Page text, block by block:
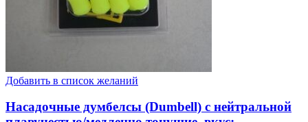
Добавить в список желаний
Насадочные думбелсы (Dumbell) с нейтральной